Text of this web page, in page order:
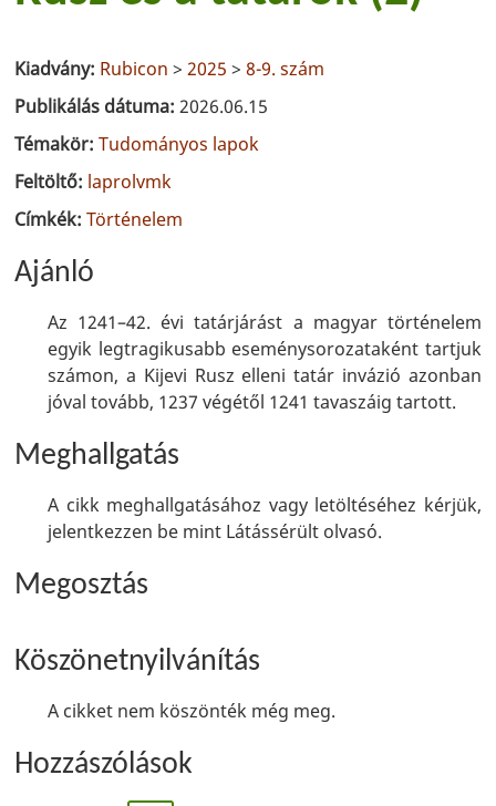
Kiadvány: Rubicon >2025 >8-9. szám
Publikálás dátuma:2026.06.15
Témakör:Tudományos lapok
Feltöltő: laprolvmk
Címkék:Történelem
Ajánló
Az 1241–42. évi tatárjárást a magyar történelem
egyik legtragikusabb eseménysorozataként tartjuk
számon, a Kijevi Rusz elleni tatár in­vázió azonban
jóval tovább, 1237 végétől 1241 tavaszáig tartott.
Meghallgatás
A cikk meghallgatásához vagy letöltéséhez kérjük,
jelentkezzen be mint Látássérült olvasó.
Megosztás
Köszönetnyilvánítás
A cikket nem köszönték még meg.
Hozzászólások